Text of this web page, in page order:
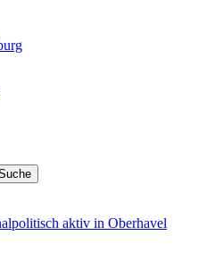
aktiv in Oberhavel